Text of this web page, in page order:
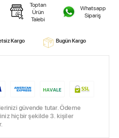
Toptan
Ürün
Talebi
Whatsapp
Sipariş
Kargo Bugün Kargo
güvende tutar. Ödeme
hiçbir şekilde 3. kişiler